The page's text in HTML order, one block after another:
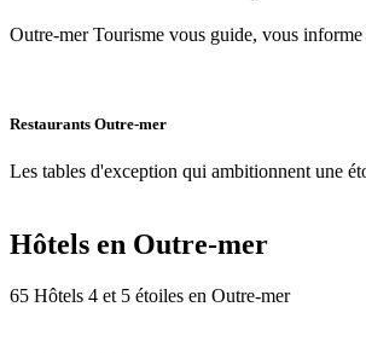
Outre-mer Tourisme vous guide, vous informe
Restaurants Outre-mer
Les tables d'exception qui ambitionnent une
Hôtels en Outre-mer
65 Hôtels 4 et 5 étoiles en Outre-mer